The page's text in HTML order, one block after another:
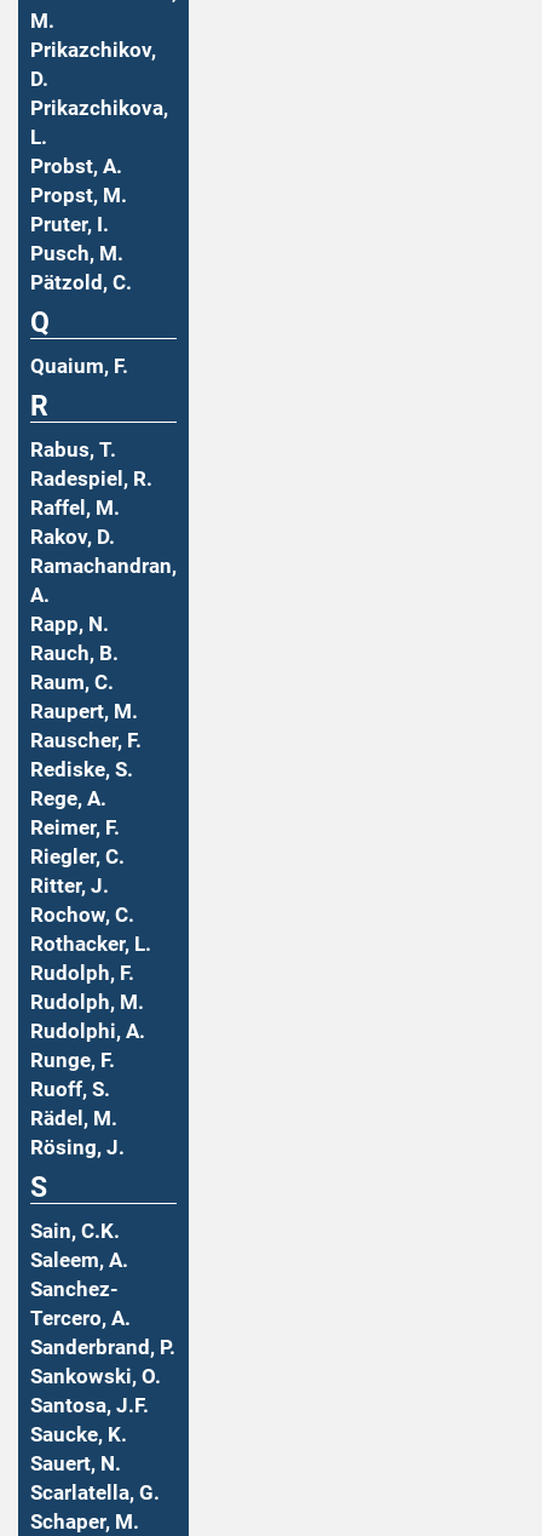
M.
Prikazchikov,
D.
Prikazchikova,
L.
Probst, A.
Propst, M.
Pruter, I.
Pusch, M.
Pätzold, C.
Q
Quaium, F.
R
Rabus, T.
Radespiel, R.
Raffel, M.
Rakov, D.
Ramachandran,
A.
Rapp, N.
Rauch, B.
Raum, C.
Raupert, M.
Rauscher, F.
Rediske, S.
Rege, A.
Reimer, F.
Riegler, C.
Ritter, J.
Rochow, C.
Rothacker, L.
Rudolph, F.
Rudolph, M.
Rudolphi, A.
Runge, F.
Ruoff, S.
Rädel, M.
Rösing, J.
S
Sain, C.K.
Saleem, A.
Sanchez-
Tercero, A.
Sanderbrand, P.
Sankowski, O.
Santosa, J.F.
Saucke, K.
Sauert, N.
Scarlatella, G.
Schaper, M.